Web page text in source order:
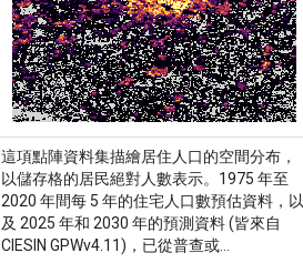
這項點陣資料集描繪居住人口的空間分布，
以儲存格的居民絕對人數表示。1975 年至
2020 年間每 5 年的住宅人口數預估資料，以
及 2025 年和 2030 年的預測資料 (皆來自
CIESIN GPWv4.11)，已從普查或…